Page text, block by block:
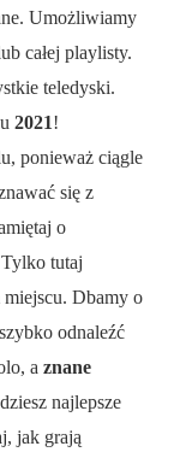
Umożliwiamy
całej playlisty.
teledyski.
2021!
ponieważ ciągle
się z
o
tutaj
Dbamy o
odnaleźć
a znane
najlepsze
jak grają